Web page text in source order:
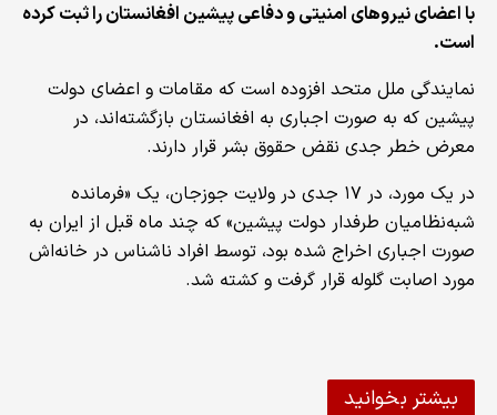
با اعضای نیروهای امنیتی و دفاعی پیشین افغانستان را ثبت کرده
است.
نمایندگی ملل متحد افزوده است که مقامات و اعضای دولت
پیشین که به صورت اجباری به افغانستان بازگشته‌اند، در
معرض خطر جدی نقض حقوق بشر قرار دارند.
در یک مورد، در ۱۷ جدی در ولایت جوزجان، یک «فرمانده
شبه‌نظامیان طرفدار دولت پیشین» که چند ماه قبل از ایران به
صورت اجباری اخراج شده بود، توسط افراد ناشناس در خانه‌اش
مورد اصابت گلوله قرار گرفت و کشته شد.
بیشتر بخوانید